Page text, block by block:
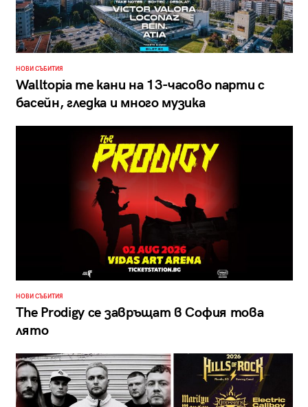
НОВИ СЪБИТИЯ
Walltopia те кани на 13-часово парти с
басейн, гледка и много музика
НОВИ СЪБИТИЯ
The Prodigy се завръщат в София това
лято